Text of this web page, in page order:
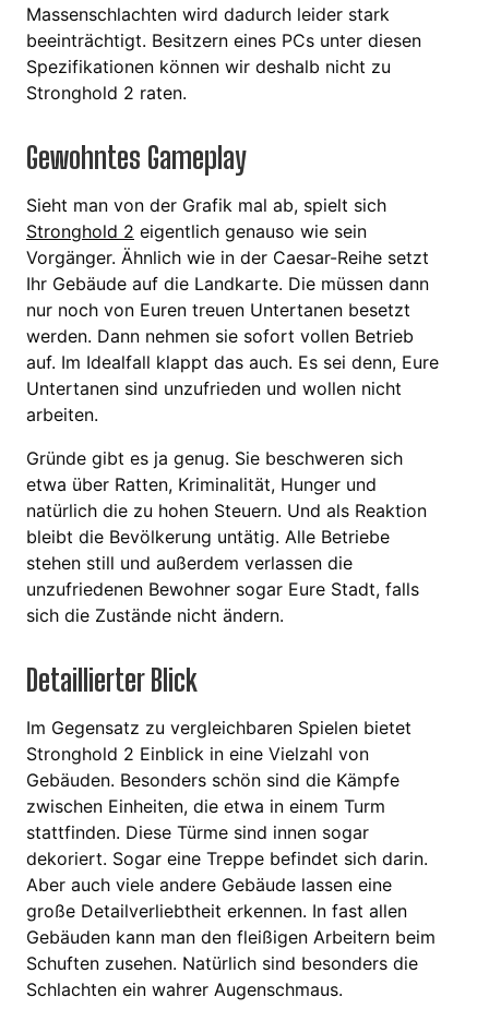
Massenschlachten wird dadurch leider stark
beeinträchtigt. Besitzern eines PCs unter diesen
Spezifikationen können wir deshalb nicht zu
Stronghold 2 raten.
Gewohntes Gameplay
Sieht man von der Grafik mal ab, spielt sich
Stronghold 2 eigentlich genauso wie sein
Vorgänger. Ähnlich wie in der Caesar-Reihe setzt
Ihr Gebäude auf die Landkarte. Die müssen dann
nur noch von Euren treuen Untertanen besetzt
werden. Dann nehmen sie sofort vollen Betrieb
auf. Im Idealfall klappt das auch. Es sei denn, Eure
Untertanen sind unzufrieden und wollen nicht
arbeiten.
Gründe gibt es ja genug. Sie beschweren sich
etwa über Ratten, Kriminalität, Hunger und
natürlich die zu hohen Steuern. Und als Reaktion
bleibt die Bevölkerung untätig. Alle Betriebe
stehen still und außerdem verlassen die
unzufriedenen Bewohner sogar Eure Stadt, falls
sich die Zustände nicht ändern.
Detaillierter Blick
Im Gegensatz zu vergleichbaren Spielen bietet
Stronghold 2 Einblick in eine Vielzahl von
Gebäuden. Besonders schön sind die Kämpfe
zwischen Einheiten, die etwa in einem Turm
stattfinden. Diese Türme sind innen sogar
dekoriert. Sogar eine Treppe befindet sich darin.
Aber auch viele andere Gebäude lassen eine
große Detailverliebtheit erkennen. In fast allen
Gebäuden kann man den fleißigen Arbeitern beim
Schuften zusehen. Natürlich sind besonders die
Schlachten ein wahrer Augenschmaus.